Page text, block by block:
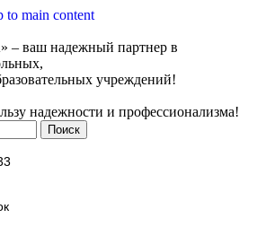
to main content
ваш надежный партнер в
учреждений!
надежности и профессионализма!
Поиск